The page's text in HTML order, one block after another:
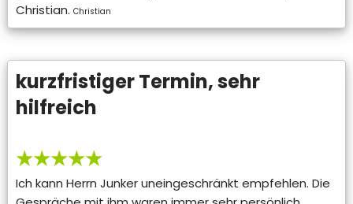
Christian. Christian
kurzfristiger Termin, sehr
hilfreich
★★★★★
Ich kann Herrn Junker uneingeschränkt empfehlen. Die